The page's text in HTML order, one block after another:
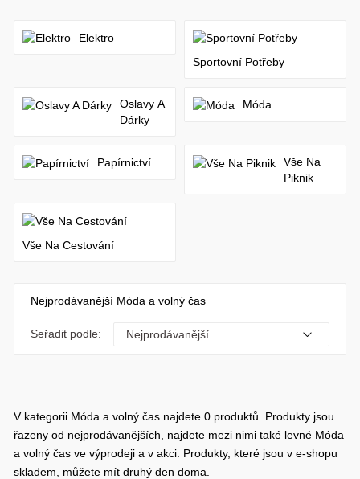
Elektro
Sportovní Potřeby
Oslavy A
Dárky
Móda
Papírnictví
Vše Na
Piknik
Vše Na Cestování
Nejprodávanější Móda a volný čas
Seřadit podle:
V kategorii Móda a volný čas najdete 0 produktů. Produkty jsou
řazeny od nejprodávanějších, najdete mezi nimi také levné Móda
a volný čas ve výprodeji a v akci. Produkty, které jsou v e-shopu
skladem, můžete mít druhý den doma.